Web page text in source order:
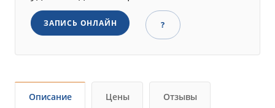
ЗАПИСЬ ОНЛАЙН ?
Описание Цены Отзывы